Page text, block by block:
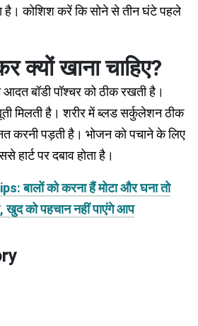
है। कोशिश करें कि सोने से तीन घंटे पहले
क्यों खाना चाहिए?
बॉडी पॉश्चर को ठीक रखती है।
मिलती है। शरीर में ब्लड सर्कुलेशन ठीक
करनी पड़ती है। भोजन को पचाने के लिए
हार्ट पर दबाव होता है।
बालों को करना हैं मोटा और घना तो
खुद को पहचान नहीं पाएंगे आप